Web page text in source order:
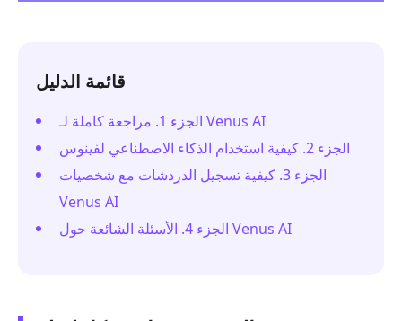
قائمة الدليل
الجزء 1. مراجعة كاملة لـ Venus AI
الجزء 2. كيفية استخدام الذكاء الاصطناعي لفينوس
الجزء 3. كيفية تسجيل الدردشات مع شخصيات
Venus AI
الجزء 4. الأسئلة الشائعة حول Venus AI